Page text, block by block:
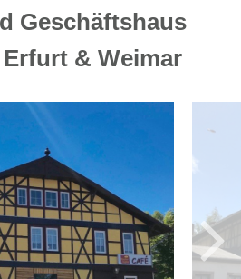
Geschäftshaus
& Weimar